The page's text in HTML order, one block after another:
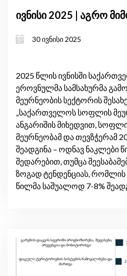
ივნისი 2025 | აგრო
30 ივნისი 2025
2025 წლის ივნისში
ეროვნულმა სამსახურმა
მეურნეობის სექტორის
„საქართველოს სოფლის
ანგარიშის მიხედვით,
მეურნეობამ და თევზჭერამ
შეადგინა – ოდნავ ნაკლები
შედარებით, თუმცა
ზოგად ტენდენციას,
წილმა საშუალოდ 7-8%